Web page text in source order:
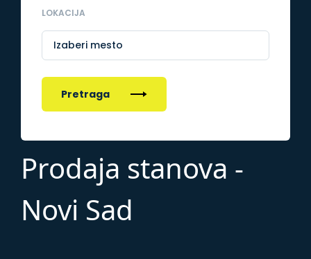
LOKACIJA
Izaberi mesto
Pretraga
Prodaja stanova -
Novi Sad